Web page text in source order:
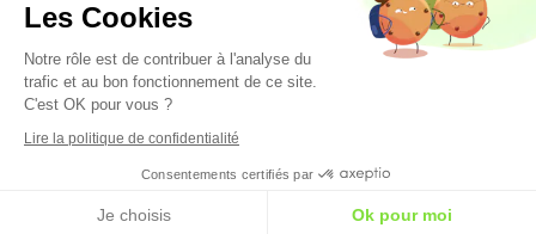
Prendre rendez-vous
HYPNOSE SOPHROLOGIE EFT RITMO (proche EMDR)
Création et référencement du site par Simplébo
Les Cookies
Notre rôle est de contribuer à l'analyse du
trafic et au bon fonctionnement de ce site.
C'est OK pour vous ?
Lire la politique de confidentialité
Consentements certifiés par
Je choisis Ok pour moi